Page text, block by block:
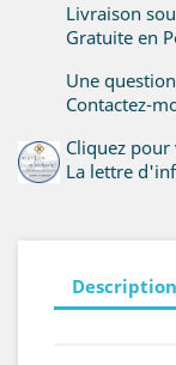
Livraison
Gratuite en
Une
Contactez-
Cliquez
La lettre
Description